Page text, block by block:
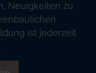
Neuigkeiten zu
ist jederzeit